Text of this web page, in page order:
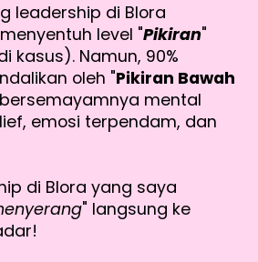
leadership di Blora
level "Pikiran"
kasus). Namun, 90%
oleh "Pikiran Bawah
mental
emosi terpendam, dan
di Blora yang saya
" langsung ke